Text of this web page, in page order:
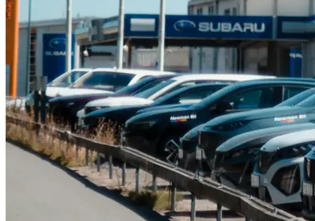
Leapmotor
Tillbehör & reservdelar